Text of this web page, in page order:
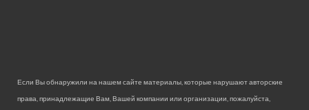
Если Вы обнаружили на нашем сайте материалы, которые нарушают авторские
права, принадлежащие Вам, Вашей компании или организации, пожалуйста,